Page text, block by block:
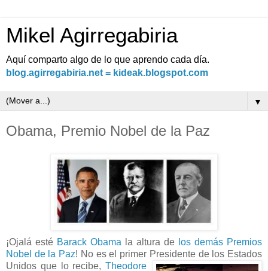
Mikel Agirregabiria
Aquí comparto algo de lo que aprendo cada día.
blog.agirregabiria.net = kideak.blogspot.com
▼
Obama, Premio Nobel de la Paz
¡Ojalá esté Barack Obama la altura de los demás Premios
Nobel de la Paz! No es el primer Presidente de los Estados
Unidos que lo recibe, Theodore